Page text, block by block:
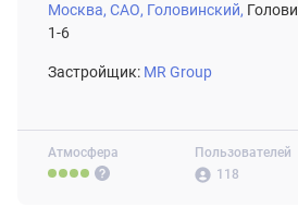
Атмосфера
Пользователей
118
Москва, САО, Головинский,
1-6
Застройщик: MR Group